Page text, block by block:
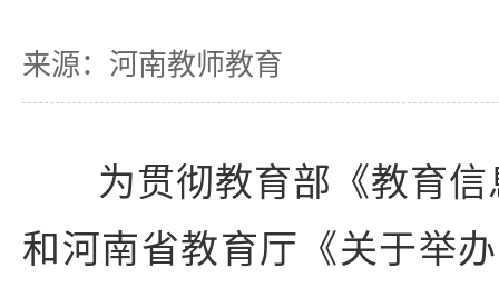
来源：河南教师教育
为贯彻教育部《教育
和河南省教育厅《关于举